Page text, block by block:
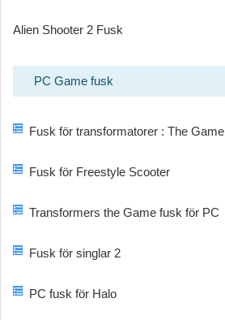
Alien Shooter 2 Fusk
PC Game fusk
Fusk för transformatorer : The Game
Fusk för Freestyle Scooter
Transformers the Game fusk för PC
Fusk för singlar 2
PC fusk för Halo